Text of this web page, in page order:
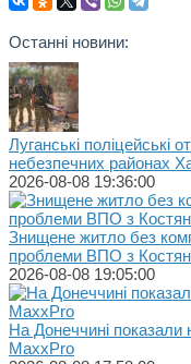
Останні новини:
Луганські поліцейські
небезпечних районах
2026-08-08 19:36:00
Знищене житло без
проблеми ВПО з
2026-08-08 19:05:00
На Донеччині показали
MaxxPro